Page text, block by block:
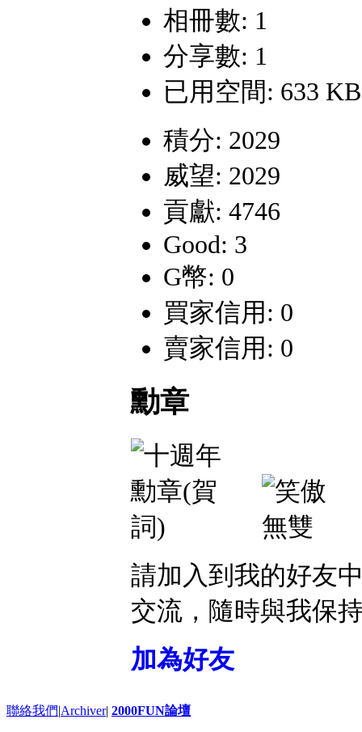
相冊數: 1
分享數: 1
已用空間: 633 KB
積分: 2029
威望: 2029
貢獻: 4746
Good: 3
G幣: 0
買家信用: 0
賣家信用: 0
勳章
請加入到我的好友
交流，隨時與我保
加為好友
聯絡我們|Archiver| 2000FUN論壇